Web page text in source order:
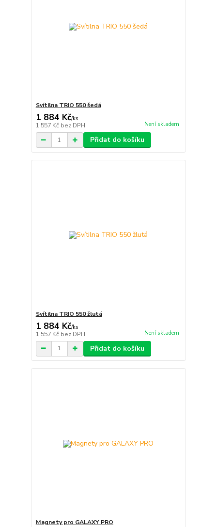
Svítilna TRIO 550 šedá
1 884 Kč/ks
1 557 Kč bez DPH Není skladem
Přidat do košíku
Svítilna TRIO 550 žlutá
1 884 Kč/ks
1 557 Kč bez DPH Není skladem
Přidat do košíku
Magnety pro GALAXY PRO